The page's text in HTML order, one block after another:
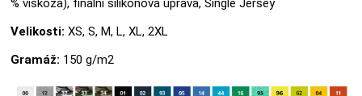
% viskóza), finální silikonová úprava, Single Jersey
Velikosti: XS, S, M, L, XL, 2XL
Gramáž: 150 g/m2